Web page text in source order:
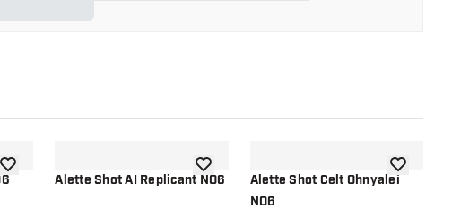
alla lista dei desideri
Alette Shot AI Replicant NO6aggiungi alla lista dei desideri
Alette Shot Celt Ohnyalei
NO6
aggiungi